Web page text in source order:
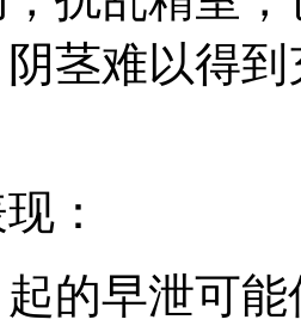
茎难以得
：
早泄可能